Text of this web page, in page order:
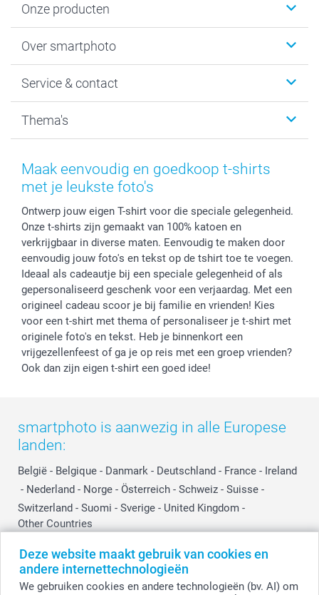
Deze website maakt gebruik van cookies en
andere internettechnologieën
We gebruiken cookies en andere technologieën (bv. AI) om
Onze producten
Fotoboeken
Fotocadeaus
Kaarten
Over smartphoto
Vacatures
Bestelproces
Herroepingsrecht
Privacy
Reviews
Prijslijst
Investor Relations
Service & contact
Tevredenheidsgarantie
Mijn orderstatus
smartbonus
service@smartphoto.nl
Affiliate partnerprogramma
Partnerships
Influencer partnerprogramma
Thema's
Baby
Moederdag
Huwelijk
Maak eenvoudig en goedkoop t-shirts
met je leukste foto's
Ontwerp jouw eigen T-shirt voor die speciale gelegenheid.
Onze t-shirts zijn gemaakt van 100% katoen en
verkrijgbaar in diverse maten. Eenvoudig te maken door
eenvoudig jouw foto's en tekst op de tshirt toe te voegen.
Ideaal als cadeautje bij een speciale gelegenheid of als
gepersonaliseerd geschenk voor een verjaardag. Met een
origineel cadeau scoor je bij familie en vrienden! Kies
voor een t-shirt met thema of personaliseer je t-shirt met
originele foto's en tekst. Heb je binnenkort een
vrijgezellenfeest of ga je op reis met een groep vrienden?
Ook dan zijn eigen t-shirt een goed idee!
smartphoto is aanwezig in alle Europese
landen:
België - Belgique - Danmark - Deutschland - France - Ireland
- Nederland - Norge - Österreich - Schweiz - Suisse -
Switzerland - Suomi - Sverige - United Kingdom -
Other Countries
Alle prijzen zijn in EURO (€) inclusief BTW en exclusief verzendkosten.